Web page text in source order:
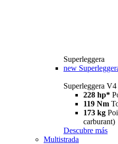
Superleggera
new
Superleggera
228 hp*
119 Nm
173 kg
carburant)
Descubre más
Multistrada